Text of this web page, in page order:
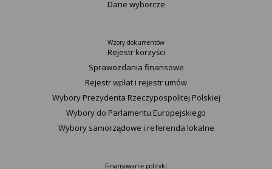
Dane wyborcze
Wzory dokumentów
Rejestr korzyści
Sprawozdania finansowe
Rejestr wpłat i rejestr umów
Wybory Prezydenta Rzeczypospolitej Polskiej
Wybory do Parlamentu Europejskiego
Wybory samorządowe i referenda lokalne
Finansowanie polityki